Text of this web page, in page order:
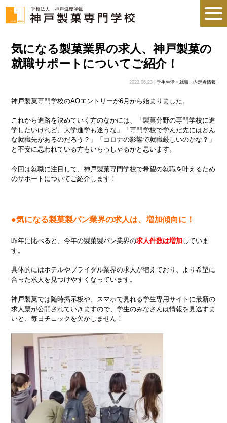
気になる製菓業界の求人、神戸製菓の
就職サポートについてご紹介！
2022.06.23 | 学生生活• 就職・内定者情報
神戸製菓専門学校のAOエントリーが6月から始まりました。
これから進路を決めていく方のなかには、「製菓分野の専門学校に進
学したいけれど、大学進学も迷うな」「専門学校で学んだ先にはどん
な就職先があるのだろう？」「コロナの影響で就職厳しいのかな？」
と不安に思われている方もいらっしゃるかと思います。
今回は就職に注目して、神戸製菓専門学校で希望の就職を叶えるため
のサポートについてご紹介します！
●気になる製菓製パン業界の求人は、増加傾向に！
昨年に比べると、今年の製菓製パン業界の求人件数は増加していま
す。
具体的にはホテルやブライダル業界の求人が増えており、より希望に
合った求人を見つけやすくなっています。
神戸製菓では随時掲示板や、スマホで見れる学生専用サイトに最新の
求人票が公開されていきますので、学生のみなさんは情報を見逃すま
いと、毎日チェックを欠かしません！